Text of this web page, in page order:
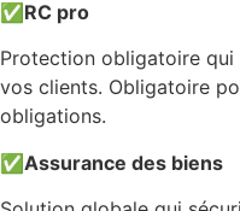
✅RC pro
Protection obligatoire qui
vos clients. Obligatoire
obligations.
✅Assurance des biens